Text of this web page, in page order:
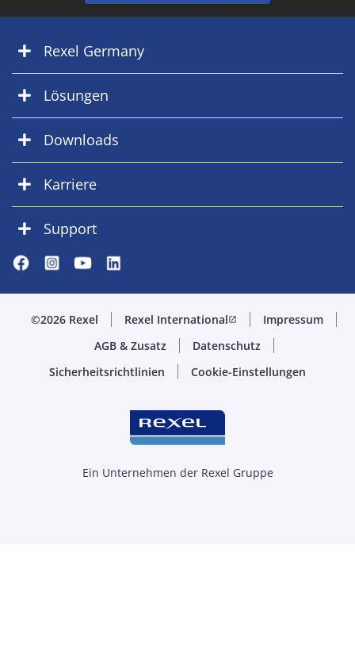
Rexel Germany
Lösungen
Downloads
Karriere
Support
©2026 Rexel Rexel Internationalopen_in_new
Impressum
AGB & Zusatz
Datenschutz
Sicherheitsrichtlinien
Cookie-Einstellungen
Ein Unternehmen der Rexel Gruppe